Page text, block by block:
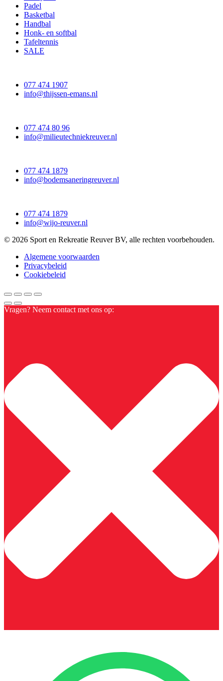
Padel
Basketbal
Handbal
Honk- en softbal
Tafeltennis
SALE
077 474 1907
info@thijssen-emans.nl
077 474 80 96
info@milieutechniekreuver.nl
077 474 1879
info@bodemsaneringreuver.nl
077 474 1879
info@wijo-reuver.nl
© 2026 Sport en Rekreatie Reuver BV, alle rechten voorbehouden.
Algemene voorwaarden
Privacybeleid
Cookiebeleid
Vragen? Neem contact met ons op: